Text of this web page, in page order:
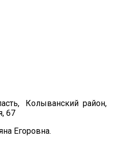
Колыванский район,
67
Егоровна.